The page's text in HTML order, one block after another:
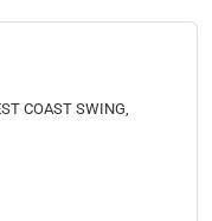
COAST SWING,